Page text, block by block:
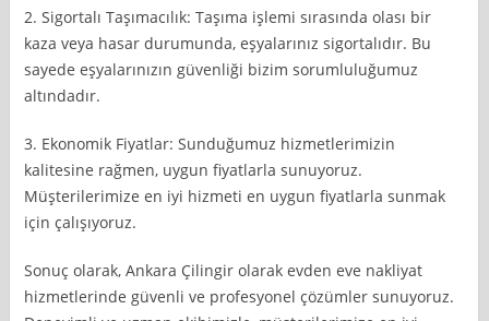
2. Sigortalı Taşımacılık: Taşıma işlemi sırasında olası bir
kaza veya hasar durumunda, eşyalarınız sigortalıdır. Bu
sayede eşyalarınızın güvenliği bizim sorumluluğumuz
altındadır.
3. Ekonomik Fiyatlar: Sunduğumuz hizmetlerimizin
kalitesine rağmen, uygun fiyatlarla sunuyoruz.
Müşterilerimize en iyi hizmeti en uygun fiyatlarla sunmak
için çalışıyoruz.
Sonuç olarak, Ankara Çilingir olarak evden eve nakliyat
hizmetlerinde güvenli ve profesyonel çözümler sunuyoruz.